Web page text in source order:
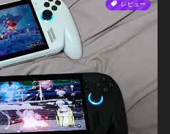
レビュー